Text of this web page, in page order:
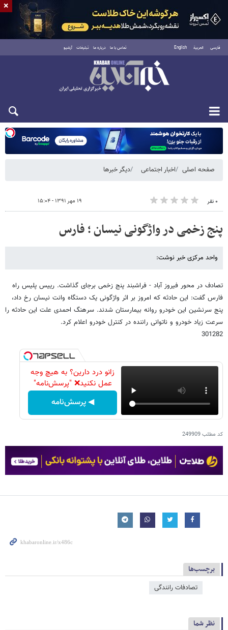
فارسی العربية English تماس با ما درباره ما تبلیغات آرشیو
شنبه ۱۷ مرداد ۱۴۰۵
صفحه اصلی اخبار اجتماعی دیگر خبرها
۰ نفر ۱۹ مهر ۱۳۹۱ - ۱۵:۰۴
پنج زخمی در واژگونی نیسان ؛ فارس
واحد مرکزی خبر نوشت:
تصادف در محور فیروز آباد - فراشبند پنج زخمی برجای گذاشت. رییس پلیس راه
فارس گفت: این حادثه که امروز بر اثر واژگونی یک دستگاه وانت نیسان رخ داد،
پنج سرنشین این خودرو روانه بیمارستان شدند. سرهنگ احمدی علت این حادثه را
سرعت زیاد خودرو و ناتوانی راننده در کنترل خودرو اعلام کرد.
301282
زانو درد دارین؟ به هیچ وجه
عمل نکنید❌ "پرسش‌نامه"
◀ پرسش‌نامه
کد مطلب249909
برچسب‌ها
تصادفات رانندگی
نظر شما
×